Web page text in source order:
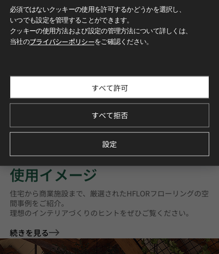
使用イメージ
住宅から商業施設まで、厳選されたHFLORフローリングの空
間事例をご紹介。
理想のインテリアづくりのヒントをぜひご覧ください。
続きを見る
必須ではないクッキーの使用を許可するかどうかを選択し、
いつでも設定を管理することができます。
クッキーの使用方法および設定の管理方法について詳しくは、
当社のプライバシーポリシーをご確認ください。
すべて許可
すべて拒否
設定